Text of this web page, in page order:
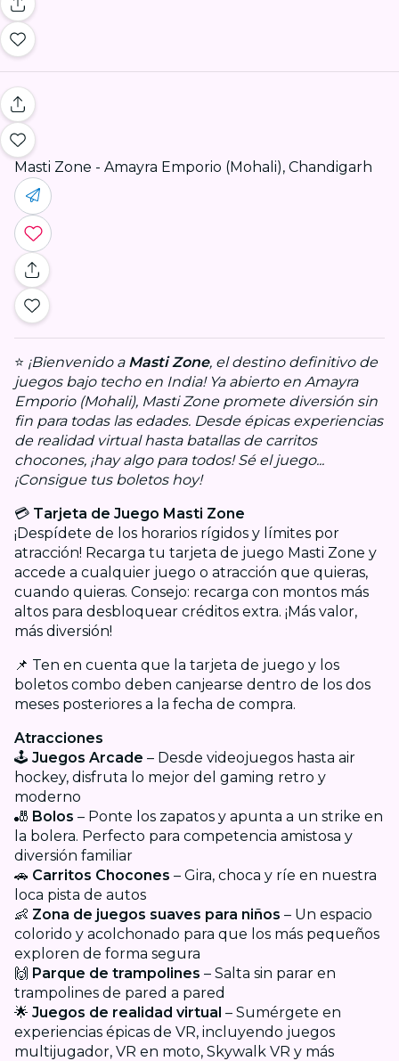
Masti Zone - Amayra Emporio (Mohali), Chandigarh
⭐ ¡Bienvenido a Masti Zone, el destino definitivo de
juegos bajo techo en India! Ya abierto en Amayra
Emporio (Mohali), Masti Zone promete diversión sin
fin para todas las edades. Desde épicas experiencias
de realidad virtual hasta batallas de carritos
chocones, ¡hay algo para todos! Sé el juego...
¡Consigue tus boletos hoy!
💳 Tarjeta de Juego Masti Zone
¡Despídete de los horarios rígidos y límites por
atracción! Recarga tu tarjeta de juego Masti Zone y
accede a cualquier juego o atracción que quieras,
cuando quieras. Consejo: recarga con montos más
altos para desbloquear créditos extra. ¡Más valor,
más diversión!
📌 Ten en cuenta que la tarjeta de juego y los
boletos combo deben canjearse dentro de los dos
meses posteriores a la fecha de compra.
Atracciones
🕹️ Juegos Arcade – Desde videojuegos hasta air
hockey, disfruta lo mejor del gaming retro y
moderno
🎳 Bolos – Ponte los zapatos y apunta a un strike en
la bolera. Perfecto para competencia amistosa y
diversión familiar
🚗 Carritos Chocones – Gira, choca y ríe en nuestra
loca pista de autos
👶 Zona de juegos suaves para niños – Un espacio
colorido y acolchonado para que los más pequeños
exploren de forma segura
🙌 Parque de trampolines – Salta sin parar en
trampolines de pared a pared
🌟 Juegos de realidad virtual – Sumérgete en
experiencias épicas de VR, incluyendo juegos
multijugador, VR en moto, Skywalk VR y más